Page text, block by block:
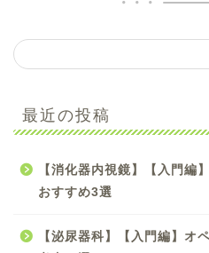
最近の投稿
【消化器内視鏡】【入門編
おすすめ3選
【泌尿器科】【入門編】オ
考